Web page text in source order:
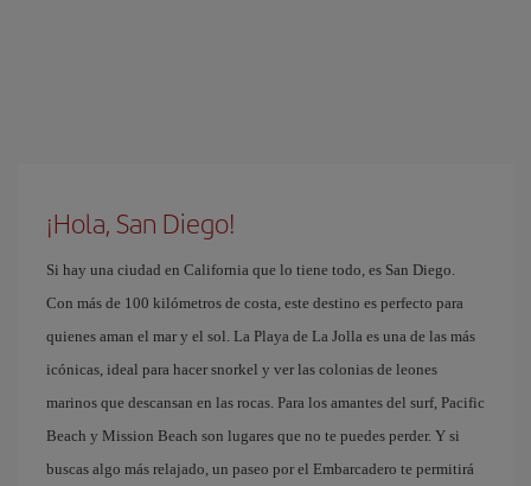
¡Hola, San Diego!
Si hay una ciudad en California que lo tiene todo, es San Diego.
Con más de 100 kilómetros de costa, este destino es perfecto para
quienes aman el mar y el sol. La Playa de La Jolla es una de las más
icónicas, ideal para hacer snorkel y ver las colonias de leones
marinos que descansan en las rocas. Para los amantes del surf, Pacific
Beach y Mission Beach son lugares que no te puedes perder. Y si
buscas algo más relajado, un paseo por el Embarcadero te permitirá